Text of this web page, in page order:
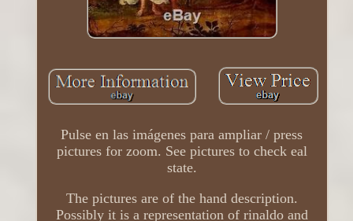
Pulse en las imágenes para ampliar / press
pictures for zoom. See pictures to check eal
state.
The pictures are of the hand description.
Possibly it is a representation of rinaldo and